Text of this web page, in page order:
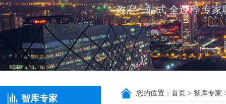
政府一站式 全过程 专
智库专家
您的位置： 首页 > 智库专家